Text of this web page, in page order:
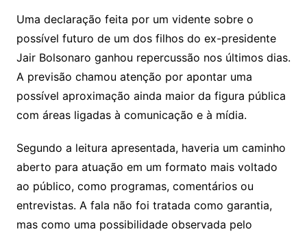
Uma declaração feita por um vidente sobre o
possível futuro de um dos filhos do ex-presidente
Jair Bolsonaro ganhou repercussão nos últimos dias.
A previsão chamou atenção por apontar uma
possível aproximação ainda maior da figura pública
com áreas ligadas à comunicação e à mídia.
Segundo a leitura apresentada, haveria um caminho
aberto para atuação em um formato mais voltado
ao público, como programas, comentários ou
entrevistas. A fala não foi tratada como garantia,
mas como uma possibilidade observada pelo